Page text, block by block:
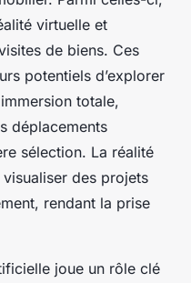
virtuelle et
de biens. Ces
potentiels d’explorer
totale,
déplacements
sélection. La réalité
des projets
rendant la prise
joue un rôle clé